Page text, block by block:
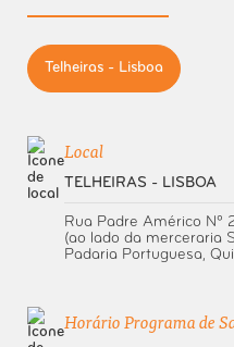
Telheiras - Lisboa
Local
TELHEIRAS - LISBOA
Rua Padre Américo Nº
(ao lado da merceraria
Padaria Portuguesa,
Horário Programa de